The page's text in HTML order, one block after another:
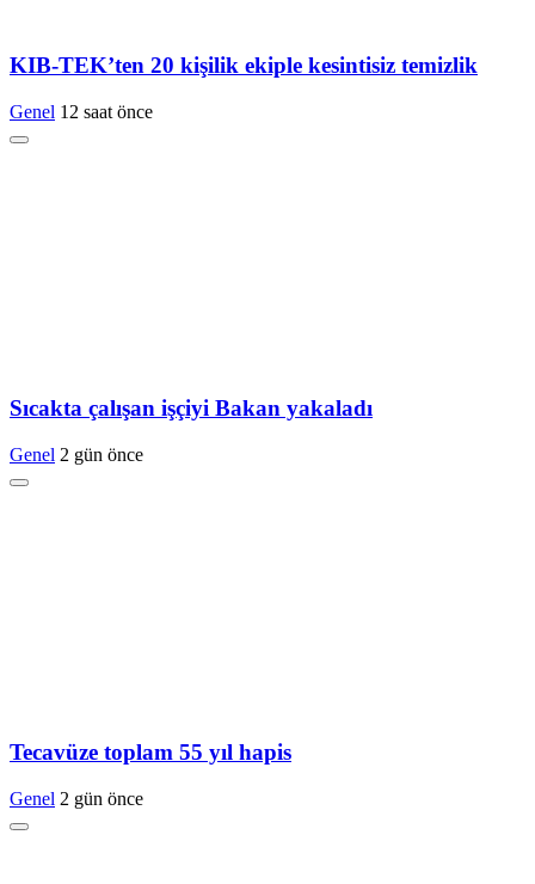
KIB-TEK’ten 20 kişilik ekiple kesintisiz temizlik
Genel 12 saat önce
Sıcakta çalışan işçiyi Bakan yakaladı
Genel 2 gün önce
Tecavüze toplam 55 yıl hapis
Genel 2 gün önce